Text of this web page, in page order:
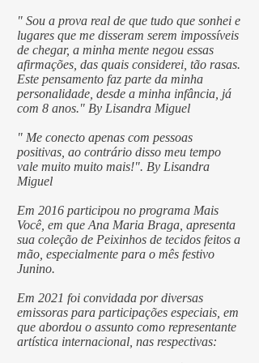
" Sou a prova real de que tudo que sonhei e
lugares que me disseram serem impossíveis
de chegar, a minha mente negou essas
afirmações, das quais considerei, tão rasas.
Este pensamento faz parte da minha
personalidade, desde a minha infância, já
com 8 anos." By Lisandra Miguel
" Me conecto apenas com pessoas
positivas, ao contrário disso meu tempo
vale muito muito mais!". By Lisandra
Miguel
Em 2016 participou no programa Mais
Você, em que Ana Maria Braga, apresenta
sua coleção de Peixinhos de tecidos feitos a
mão, especialmente para o mês festivo
Junino.
Em 2021 foi convidada por diversas
emissoras para participações especiais, em
que abordou o assunto como representante
artística internacional, nas respectivas: